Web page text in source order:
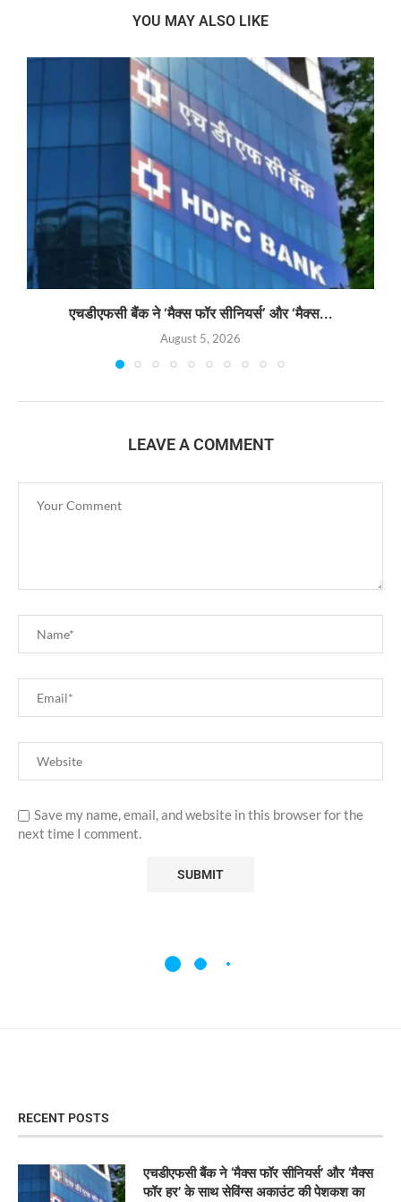
YOU MAY ALSO LIKE
एचडीएफसी बैंक ने ‘मैक्स फॉर सीनियर्स’ और ‘मैक्स...
August 5, 2026
LEAVE A COMMENT
Save my name, email, and website in this browser for the
next time I comment.
RECENT POSTS
एचडीएफसी बैंक ने ‘मैक्स फॉर सीनियर्स’ और ‘मैक्स
फॉर हर’ के साथ सेविंग्स अकाउंट की पेशकश का